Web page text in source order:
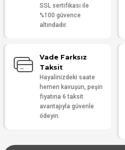
SSL sertifikası ile
%100 güvence
altındadır.
Vade Farksız
Taksit
Hayalinizdeki saate
hemen kavuşun, peşin
fiyatına 6 taksit
avantajıyla güvenle
ödeyin.